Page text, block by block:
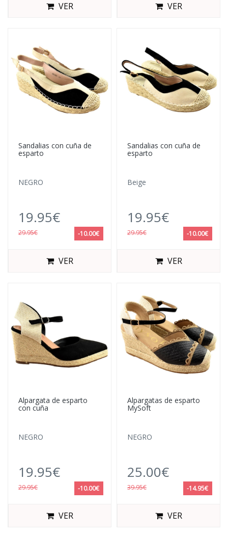
VER VER
Sandalias con cuña de
esparto
NEGRO
19.95€
29.95€ -10.00€
VER
Sandalias con cuña de
esparto
Beige
19.95€
29.95€ -10.00€
VER
Alpargata de esparto
con cuña
NEGRO
19.95€
29.95€ -10.00€
VER
Alpargatas de esparto
MySoft
NEGRO
25.00€
39.95€ -14.95€
VER